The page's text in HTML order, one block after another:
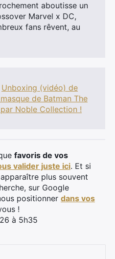
aboutisse un
Marvel x DC,
fans rêvent, au
Unboxing (vidéo) de
de Batman The
Noble Collection !
favoris de vos
valider juste ici. Et si
plus souvent
sur Google
positionner dans vos
!
à 5h35